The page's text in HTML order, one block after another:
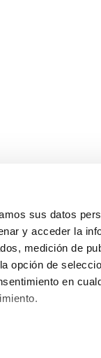
sus datos
y acceder la
medición de
opción de
en